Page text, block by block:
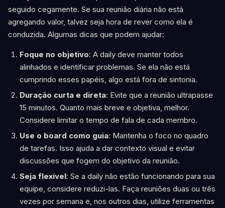
seguido cegamente. Se sua reunião diária não está
agregando valor, talvez seja hora de rever como ela é
conduzida. Algumas dicas que podem ajudar:
Foque no objetivo: A daily deve manter todos
alinhados e identificar problemas. Se ela não está
cumprindo esses papéis, algo está fora de sintonia.
Duração curta e direta: Evite que a reunião ultrapasse
15 minutos. Quanto mais breve e objetiva, melhor.
Considere limitar o tempo de fala de cada membro.
Use o board como guia: Mantenha o foco no quadro
de tarefas. Isso ajuda a dar contexto visual e evitar
discussões que fogem do objetivo da reunião.
Seja flexível: Se a daily não estão funcionando para sua
equipe, considere reduzi-las. Faça reuniões duas ou três
vezes por semana e, nos outros dias, utilize ferramentas